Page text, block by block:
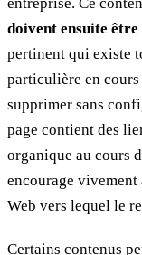
doivent ensuite
pertinent qui existe
particulière en
supprimer sans
page contient des
organique au cours
encourage vivement
Web vers lequel le
Certains contenus